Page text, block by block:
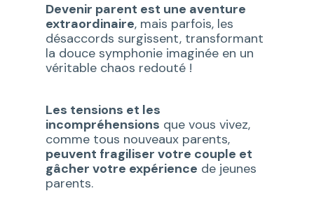
Devenir parent est une aventure
extraordinaire, mais parfois, les
désaccords surgissent, transformant
la douce symphonie imaginée en un
véritable chaos redouté !
Les tensions et les
incompréhensions que vous vivez,
comme tous nouveaux parents,
peuvent fragiliser votre couple et
gâcher votre expérience de jeunes
parents.